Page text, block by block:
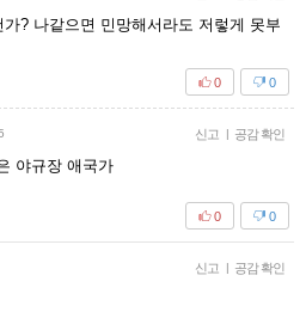
? 나같으면 민망해서라도 저렇게 못부
0
0
신고 공감 확인
야규장 애국가
0
0
신고 공감 확인